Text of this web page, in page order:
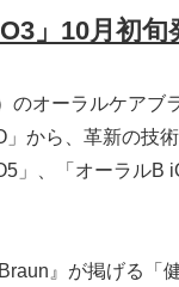
」10月初旬
オーラルケアブ
から、革新の技
」、「オーラルB
』が掲げる「